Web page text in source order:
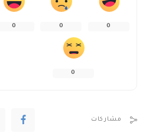
0
0
0
0
مشاركات